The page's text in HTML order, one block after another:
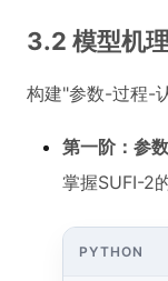
3.2 模型机
构建"参数-过程-
第一阶：参
掌握SUFI-2
PYTHON